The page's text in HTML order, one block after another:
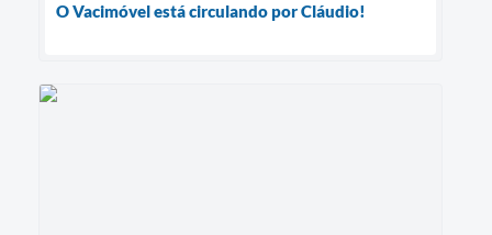
O Vacimóvel está circulando por Cláudio!